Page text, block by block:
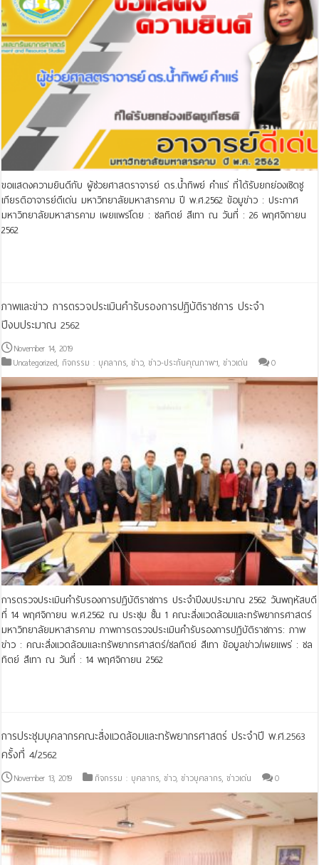
ขอแสดงความยินดีกับ ผู้ช่วยศาสตราจารย์ ดร.น้ำทิพย์ คำแร่ ที่ได้รับยกย่องเชิดชู
เกียรติอาจารย์ดีเด่น มหาวิทยาลัยมหาสารคาม ปี พ.ศ.2562 ข้อมูข่าว : ประกาศ
มหาวิทยาลัยมหาสารคาม เผยแพร่โดย : ชลทิตย์ สีเทา ณ วันที่ : 26 พฤศจิกายน
2562
ภาพและข่าว การตรวจประเมินคำรับรองการปฏิบัติราชการ ประจำ
ปีงบประมาณ 2562
November 14, 2019
Uncategorized,กิจกรรม : บุคลากร,ข่าว,ข่าว-ประกันคุณภาพฯ,ข่าวเด่น 0
การตรวจประเมินคำรับรองการปฏิบัติราชการ ประจำปีงบประมาณ 2562 วันพฤหัสบดี
ที่ 14 พฤศจิกายน พ.ศ.2562 ณ ประชุม ชั้น 1 คณะสิ่งแวดล้อมและทรัพยากรศาสตร์
มหาวิทยาลัยมหาสารคาม ภาพการตรวจประเมินคำรับรองการปฏิบัติราชการ: ภาพ
ข่าว : คณะสิ่งแวดล้อมและทรัพยากรศาสตร์/ชลทิตย์ สีเทา ข้อมูลข่าว/เผยแพร่ : ชล
ทิตย์ สีเทา ณ วันที่ : 14 พฤศจิกายน 2562
การประชุมบุคลากรคณะสิ่งแวดล้อมและทรัพยากรศาสตร์ ประจำปี พ.ศ.2563
ครั้งที่ 4/2562
November 13, 2019 กิจกรรม : บุคลากร,ข่าว,ข่าวบุคลากร,ข่าวเด่น 0